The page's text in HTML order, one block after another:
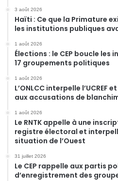
3 août 2026
Haïti : Ce que la Primature
les institutions publiques
1 août 2026
Élections : le CEP boucle
17 groupements politiques
1 août 2026
L’ONLCC interpelle
aux accusations de
1 août 2026
Le RNTK appelle à une
registre électoral et
situation de l’Ouest
31 juillet 2026
Le CEP rappelle aux partis
d’enregistrement des